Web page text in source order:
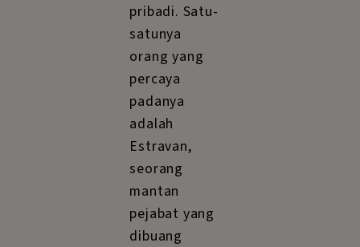
pribadi. Satu-
satunya
orang yang
percaya
padanya
adalah
Estravan,
seorang
mantan
pejabat yang
dibuang